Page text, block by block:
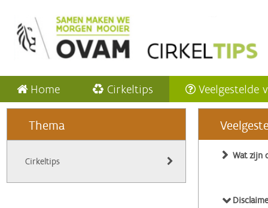
Home Cirkeltips Veelgestelde
Thema
Cirkeltips
Wat zijn